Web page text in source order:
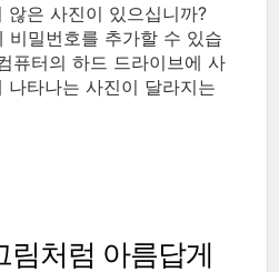
않은 사진이 있으십니까?
비밀번호를 추가할 수 있습
퓨터의 하드 드라이브에 사
나타나는 사진이 달라지는
림처럼 아름답게